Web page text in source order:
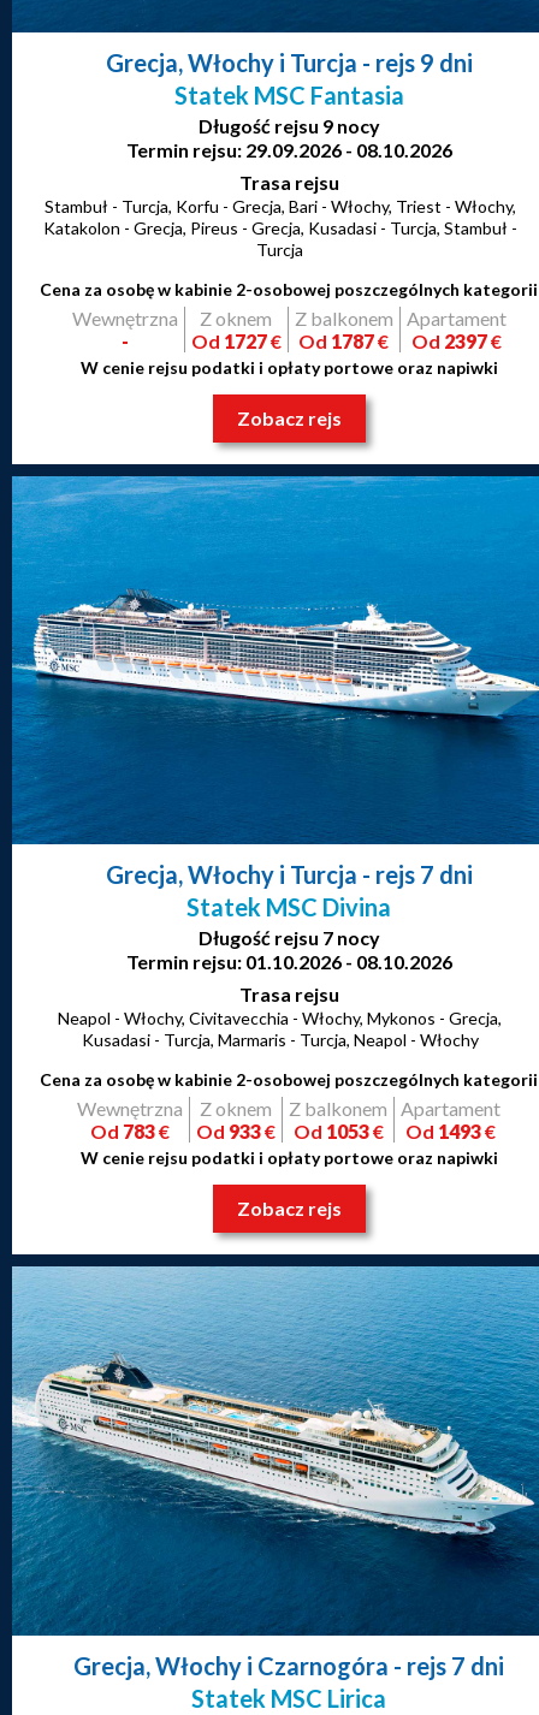
Grecja, Włochy i Turcja - rejs 9 dni
Statek MSC Fantasia
Długość rejsu 9 nocy
Termin rejsu: 29.09.2026 - 08.10.2026
Trasa rejsu
Stambuł - Turcja, Korfu - Grecja, Bari - Włochy, Triest - Włochy,
Katakolon - Grecja, Pireus - Grecja, Kusadasi - Turcja, Stambuł -
Turcja
Cena za osobę w kabinie 2-osobowej poszczególnych kategorii
Wewnętrzna
-
Z oknem
Od 1727€
Z balkonem
Od 1787€
Apartament
Od 2397€
W cenie rejsu podatki i opłaty portowe oraz napiwki
Zobacz rejs
Grecja, Włochy i Turcja - rejs 7 dni
Statek MSC Divina
Długość rejsu 7 nocy
Termin rejsu: 01.10.2026 - 08.10.2026
Trasa rejsu
Neapol - Włochy, Civitavecchia - Włochy, Mykonos - Grecja,
Kusadasi - Turcja, Marmaris - Turcja, Neapol - Włochy
Cena za osobę w kabinie 2-osobowej poszczególnych kategorii
Wewnętrzna
Od 783€
Z oknem
Od 933€
Z balkonem
Od 1053€
Apartament
Od 1493€
W cenie rejsu podatki i opłaty portowe oraz napiwki
Zobacz rejs
Grecja, Włochy i Czarnogóra - rejs 7 dni
Statek MSC Lirica